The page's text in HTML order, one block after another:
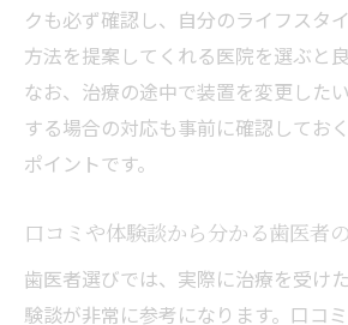
クも必ず確認し、自分のライフスタ
方法を提案してくれる医院を選ぶと
なお、治療の途中で装置を変更した
する場合の対応も事前に確認してお
ポイントです。
口コミや体験談から分かる歯医者
歯医者選びでは、実際に治療を受け
験談が非常に参考になります。口コ